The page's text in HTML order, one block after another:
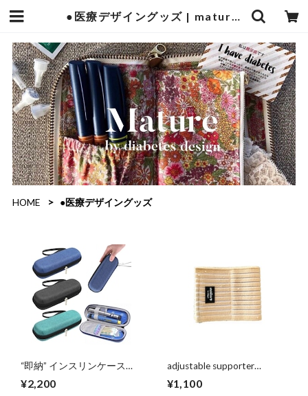
●医療デザイングッズ | mature by ndesign
HOME ●医療デザイングッズ
“即納” インスリンケース
¥2,200
adjustable supporter
ーター］
¥1,100